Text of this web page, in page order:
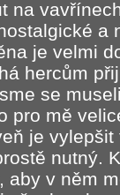
na
a
je velmi
hercům
se
pro mě
je
nutný.
aby v něm